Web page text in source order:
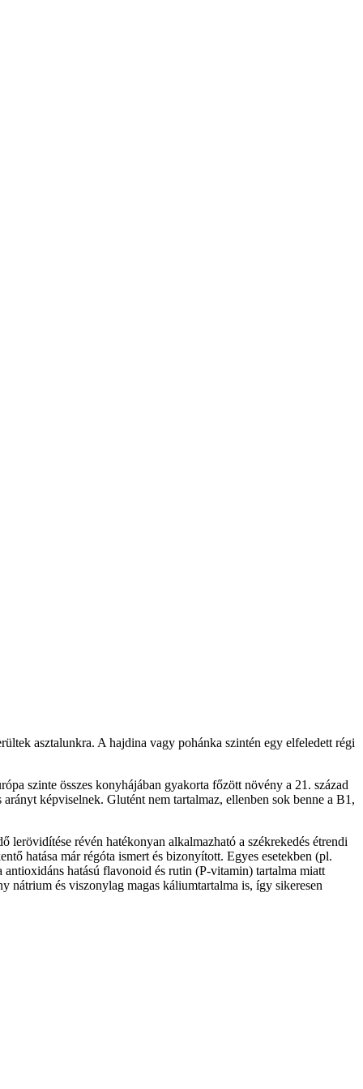
asztalunkra. A hajdina vagy pohánka szintén egy elfeledett régi
szinte összes konyhájában gyakorta főzött növény a 21. század
képviselnek. Glutént nem tartalmaz, ellenben sok benne a B1,
lerövidítése révén hatékonyan alkalmazható a székrekedés étrendi
hatása már régóta ismert és bizonyított. Egyes esetekben (pl.
hatású flavonoid és rutin (P-vitamin) tartalma miatt
nátrium és viszonylag magas káliumtartalma is, így sikeresen